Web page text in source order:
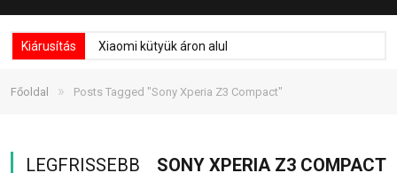
Kiárusítás Xiaomi kütyük áron alul
Főoldal » Posts Tagged "Sony Xperia Z3 Compact"
LEGFRISSEBB
SONY XPERIA Z3 COMPACT